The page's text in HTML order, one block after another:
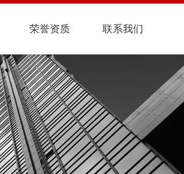
荣誉资质 联系我们